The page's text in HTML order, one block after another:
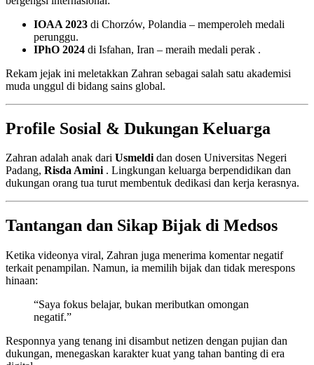
IOAA 2023 di Chorzów, Polandia – memperoleh medali
perunggu.
IPhO 2024 di Isfahan, Iran – meraih medali perak .
Rekam jejak ini meletakkan Zahran sebagai salah satu akademisi
muda unggul di bidang sains global.
Profile Sosial & Dukungan Keluarga
Zahran adalah anak dari Usmeldidan dosen Universitas Negeri
Padang, Risda Amini. Lingkungan keluarga berpendidikan dan
dukungan orang tua turut membentuk dedikasi dan kerja kerasnya.
Tantangan dan Sikap Bijak di Medsos
Ketika videonya viral, Zahran juga menerima komentar negatif
terkait penampilan. Namun, ia memilih bijak dan tidak merespons
hinaan:
“Saya fokus belajar, bukan meributkan omongan
negatif.”
Responnya yang tenang ini disambut netizen dengan pujian dan
dukungan, menegaskan karakter kuat yang tahan banting di era